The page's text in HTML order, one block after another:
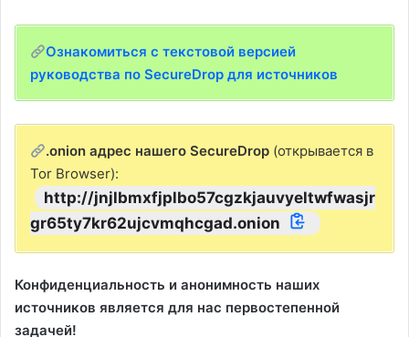
р
и
Ознакомиться с текстовой версией
руководства по SecureDrop для источников
.onion адрес нашего SecureDrop (открывается в
Tor Browser):
http://jnjlbmxfjplbo57cgzkjauvyeltwfwasjr
gr65ty7kr62ujcvmqhcgad.onion
Конфиденциальность и анонимность наших
источников является для нас первостепенной
задачей!